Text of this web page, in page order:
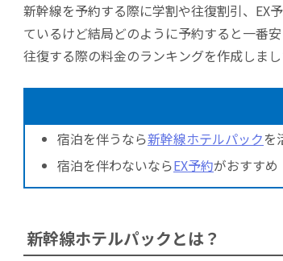
新幹線を予約する際に学割や往復割引、EX
ているけど結局どのように予約すると一番
往復する際の料金のランキングを作成しまし
宿泊を伴うなら新幹線ホテルパックを
宿泊を伴わないならEX予約がおすすめ
新幹線ホテルパックとは？